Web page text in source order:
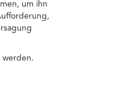
um ihn
werden.